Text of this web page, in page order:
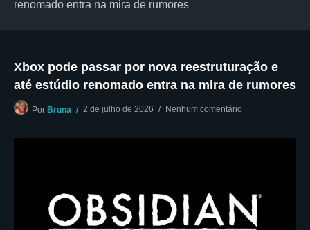
renomado entra na mira de rumores
Xbox pode passar por nova reestruturação e
até estúdio renomado entra na mira de rumores
Por Bruna 2 de julho de 2026 Nenhum comentário